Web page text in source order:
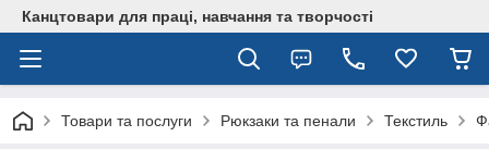
Канцтовари для працi, навчання та творчостi
Товари та послуги Рюкзаки та пенали Текстиль